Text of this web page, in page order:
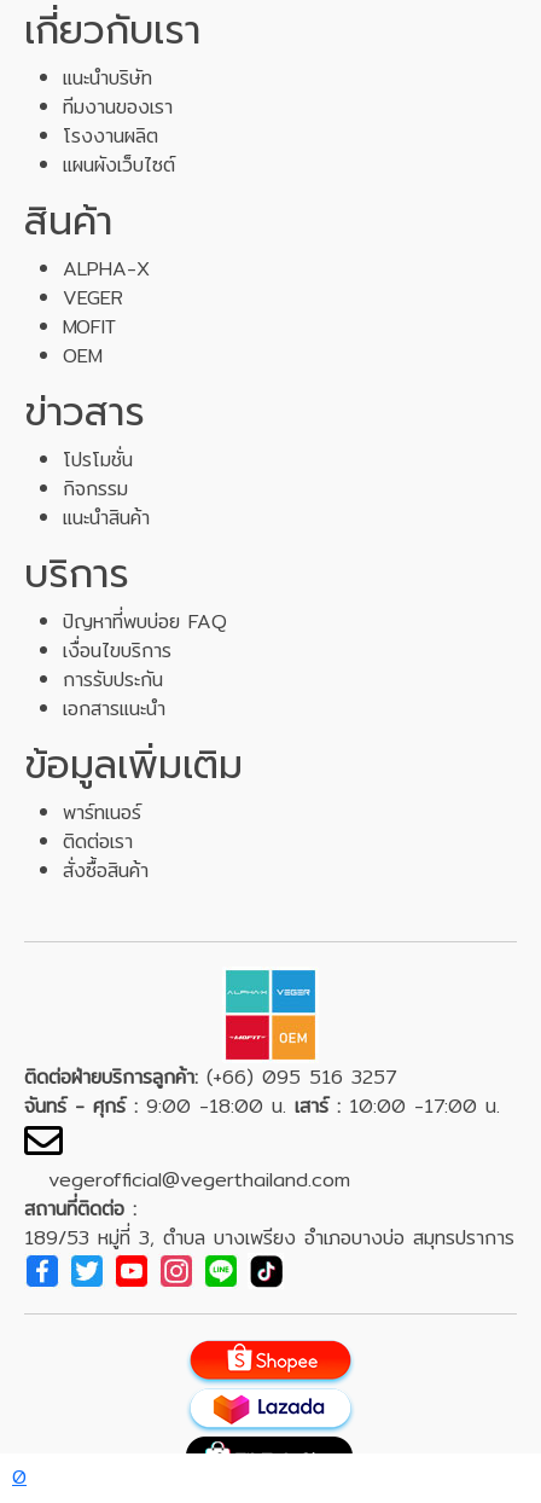
0
เกี่ยวกับเรา
แนะนำบริษัท
ทีมงานของเรา
โรงงานผลิต
แผนผังเว็บไซต์
สินค้า
ALPHA-X
VEGER
MOFIT
OEM
ข่าวสาร
โปรโมชั่น
กิจกรรม
แนะนำสินค้า
บริการ
ปัญหาที่พบบ่อย FAQ
เงื่อนไขบริการ
การรับประกัน
เอกสารแนะนำ
ข้อมูลเพิ่มเติม
พาร์ทเนอร์
ติดต่อเรา
สั่งซื้อสินค้า
ติดต่อฝ่ายบริการลูกค้า: (+66) 095 516 3257
จันทร์ - ศุกร์ : 9:00 -18:00 น. เสาร์ : 10:00 -17:00 น.
vegerofficial@vegerthailand.com
สถานที่ติดต่อ :
189/53 หมู่ที่ 3, ตำบล บางเพรียง อำเภอบางบ่อ สมุทรปราการ